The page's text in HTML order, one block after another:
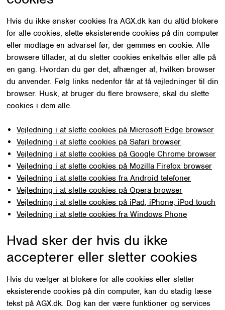
Hvis du ikke ønsker cookies fra AGX.dk kan du altid blokere
for alle cookies, slette eksisterende cookies på din computer
eller modtage en advarsel før, der gemmes en cookie. Alle
browsere tillader, at du sletter cookies enkeltvis eller alle på
en gang. Hvordan du gør det, afhænger af, hvilken browser
du anvender. Følg links nedenfor får at få vejledninger til din
browser. Husk, at bruger du flere browsere, skal du slette
cookies i dem alle.
Vejledning i at slette cookies på Microsoft Edge browser
Vejledning i at slette cookies på Safari browser
Vejledning i at slette cookies på Google Chrome browser
Vejledning i at slette cookies på Mozilla Firefox browser
Vejledning i at slette cookies fra Android telefoner
Vejledning i at slette cookies på Opera browser
Vejledning i at slette cookies på iPad, iPhone, iPod touch
Vejledning i at slette cookies fra Windows Phone
Hvad sker der hvis du ikke
accepterer eller sletter cookies
Hvis du vælger at blokere for alle cookies eller sletter
eksisterende cookies på din computer, kan du stadig læse
tekst på AGX.dk. Dog kan der være funktioner og services